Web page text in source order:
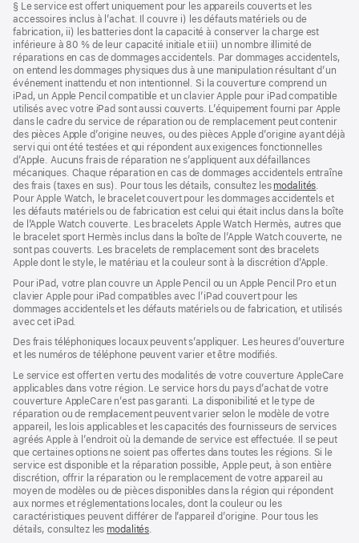
de
page
de
bas
de
page
§ Le service est offert uniquement pour les appareils couverts et les
accessoires inclus à l’achat. Il couvre i) les défauts matériels ou de
fabrication, ii) les batteries dont la capacité à conserver la charge est
inférieure à 80 % de leur capacité initiale et iii) un nombre illimité de
réparations en cas de dommages accidentels. Par dommages accidentels,
on entend les dommages physiques dus à une manipulation résultant d’un
événement inattendu et non intentionnel. Si la couverture comprend un
iPad, un Apple Pencil compatible et un clavier Apple pour iPad compatible
utilisés avec votre iPad sont aussi couverts. L’équipement fourni par Apple
dans le cadre du service de réparation ou de remplacement peut contenir
des pièces Apple d’origine neuves, ou des pièces Apple d’origine ayant déjà
servi qui ont été testées et qui répondent aux exigences fonctionnelles
d’Apple. Aucuns frais de réparation ne s’appliquent aux défaillances
mécaniques. Chaque réparation en cas de dommages accidentels entraîne
des frais (taxes en sus). Pour tous les détails, consultez les modalités(s’ouvre
dans
une
nouvelle
fenêtre)
.
Pour Apple Watch, le bracelet couvert pour les dommages accidentels et
les défauts matériels ou de fabrication est celui qui était inclus dans la boîte
de l’Apple Watch couverte. Les bracelets Apple Watch Hermès, autres que
le bracelet sport Hermès inclus dans la boîte de l’Apple Watch couverte, ne
sont pas couverts. Les bracelets de remplacement sont des bracelets
Apple dont le style, le matériau et la couleur sont à la discrétion d’Apple.
Pour iPad, votre plan couvre un Apple Pencil ou un Apple Pencil Pro et un
clavier Apple pour iPad compatibles avec l’iPad couvert pour les
dommages accidentels et les défauts matériels ou de fabrication, et utilisés
avec cet iPad.
Des frais téléphoniques locaux peuvent s’appliquer. Les heures d’ouverture
et les numéros de téléphone peuvent varier et être modifiés.
Le service est offert en vertu des modalités de votre couverture AppleCare
applicables dans votre région. Le service hors du pays d’achat de votre
couverture AppleCare n’est pas garanti. La disponibilité et le type de
réparation ou de remplacement peuvent varier selon le modèle de votre
appareil, les lois applicables et les capacités des fournisseurs de services
agréés Apple à l’endroit où la demande de service est effectuée. Il se peut
que certaines options ne soient pas offertes dans toutes les régions. Si le
service est disponible et la réparation possible, Apple peut, à son entière
discrétion, offrir la réparation ou le remplacement de votre appareil au
moyen de modèles ou de pièces disponibles dans la région qui répondent
aux normes et réglementations locales, dont la couleur ou les
caractéristiques peuvent différer de l’appareil d’origine. Pour tous les
détails, consultez les modalités(s’ouvre
.